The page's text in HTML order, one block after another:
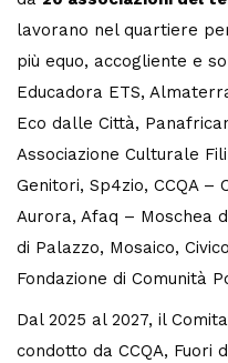
lavorano nel quartiere
più equo, accogliente e
Educadora ETS,
Eco dalle Città,
Associazione Culturale
Genitori, Sp4zio, CCQA –
Aurora, Afaq – Moschea
di Palazzo, Mosaico,
Fondazione di Comunità
Dal 2025 al 2027, il
condotto da CCQA, Fuori